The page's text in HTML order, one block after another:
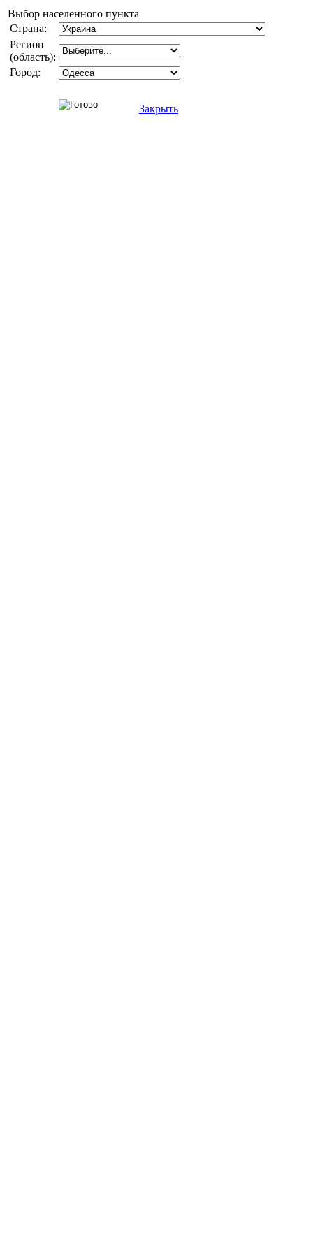
Выбор населенного пункта
Страна:
Регион
(область):
Город:
Закрыть